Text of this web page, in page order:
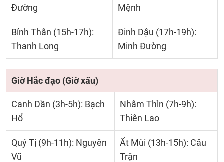
Đường
Mệnh
Bính Thân (15h-17h):
Thanh Long
Đinh Dậu (17h-19h):
Minh Đường
Giờ Hắc đạo (Giờ xấu)
Canh Dần (3h-5h): Bạch
Hổ
Nhâm Thìn (7h-9h):
Thiên Lao
Quý Tị (9h-11h): Nguyên
Vũ
Ất Mùi (13h-15h): Câu
Trận